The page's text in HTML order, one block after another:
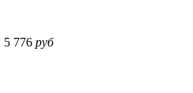
5 776 руб